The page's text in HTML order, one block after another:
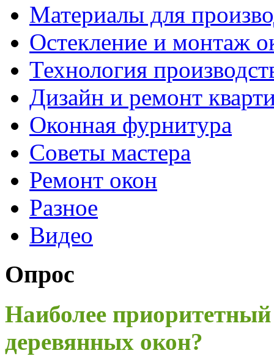
Материалы для
Остекление и монтаж
Технология
Дизайн и ремонт
Оконная фурнитура
Советы мастера
Ремонт окон
Разное
Видео
Опрос
Наиболее
деревянных окон?